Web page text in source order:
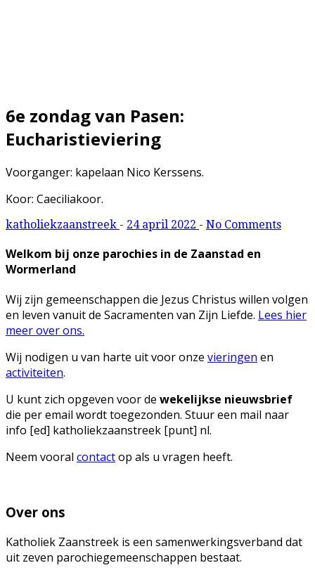
6e zondag van Pasen:
Eucharistieviering
Voorganger: kapelaan Nico Kerssens.
Koor: Caeciliakoor.
katholiekzaanstreek - 24 april 2022 - No Comments
Welkom bij onze parochies in de Zaanstad en
Wormerland
Wij zijn gemeenschappen die Jezus Christus willen volgen
en leven vanuit de Sacramenten van Zijn Liefde. Lees hier
meer over ons.
Wij nodigen u van harte uit voor onze vieringen en
activiteiten.
U kunt zich opgeven voor de wekelijkse nieuwsbrief
die per email wordt toegezonden. Stuur een mail naar
info [ed] katholiekzaanstreek [punt] nl.
Neem vooral contactop als u vragen heeft.
Over ons
Katholiek Zaanstreek is een samenwerkingsverband dat
uit zeven parochiegemeenschappen bestaat.